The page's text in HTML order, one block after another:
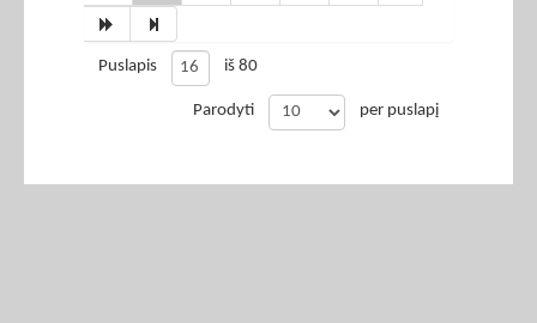
Puslapis iš 80
Parodyti per puslapį